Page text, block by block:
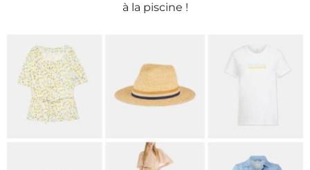
à la piscine !